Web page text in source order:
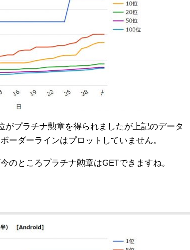
がプラチナ勲章を得られましたが上記のデータ
ーダーラインはプロットしていません。
のところプラチナ勲章はGETできますね。